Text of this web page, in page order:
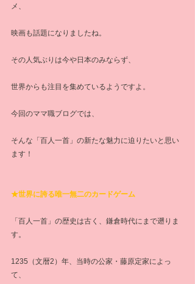
メ、
映画も話題になりましたね。
その人気ぶりは今や日本のみならず、
世界からも注目を集めているようですよ。
今回のママ職ブログでは、
そんな「百人一首」の新たな魅力に迫りたいと思い
ます！
★世界に誇る唯一無二のカードゲーム
「百人一首」の歴史は古く、鎌倉時代にまで遡りま
す。
1235（文暦2）年、当時の公家・藤原定家によっ
て、